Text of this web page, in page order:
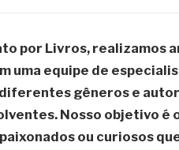
por Livros, realizamos
uma equipe de
gêneros e
Nosso objetivo
ou curiosos